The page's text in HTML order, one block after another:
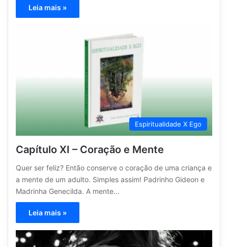
Leia mais »
Espiritualidade X Ego
Capítulo XI – Coração e Mente
Quer ser feliz? Então conserve o coração de uma criança e
a mente de um adulto. Simples assim! Padrinho Gideon e
Madrinha Genecilda. A mente…
Leia mais »